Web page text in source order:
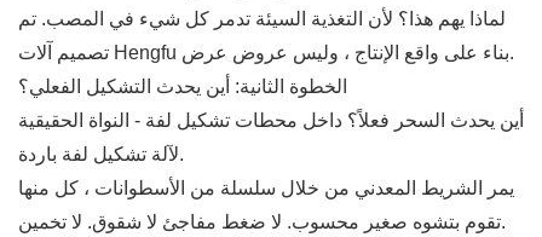
لماذا يهم هذا؟ لأن التغذية السيئة تدمر كل شيء في المصب. تم
تصميم آلات Hengfu بناء على واقع الإنتاج ، وليس عروض عرض.
الخطوة الثانية: أين يحدث التشكيل الفعلي؟
أين يحدث السحر فعلاً؟ داخل محطات تشكيل لفة - النواة الحقيقية
لآلة تشكيل لفة باردة.
يمر الشريط المعدني من خلال سلسلة من الأسطوانات ، كل منها
تقوم بتشوه صغير محسوب. لا ضغط مفاجئ لا شقوق. لا تخمين.